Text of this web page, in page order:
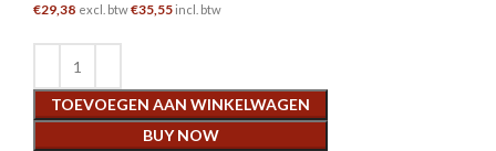
€29,38 excl. btw€35,55 incl. btw
TOEVOEGEN AAN WINKELWAGEN
BUY NOW